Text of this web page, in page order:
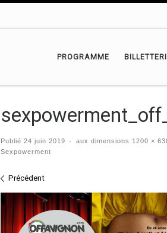
PROGRAMME
Publié 24 juin 2019 - aux dimensions 1200 ×
Sexpowerment
Navigation des images
Précédent